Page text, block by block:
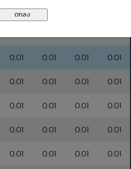
0.01 0.01
0.01 0.01 0.01 0.01
0.01 0.01 0.01 0.01
0.01 0.01 0.01 0.01
0.01 0.01 0.01 0.01
0.01 0.01 0.01 0.01